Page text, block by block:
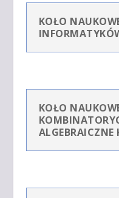
KOŁO
KOŁO
ALGEBRAICZNE